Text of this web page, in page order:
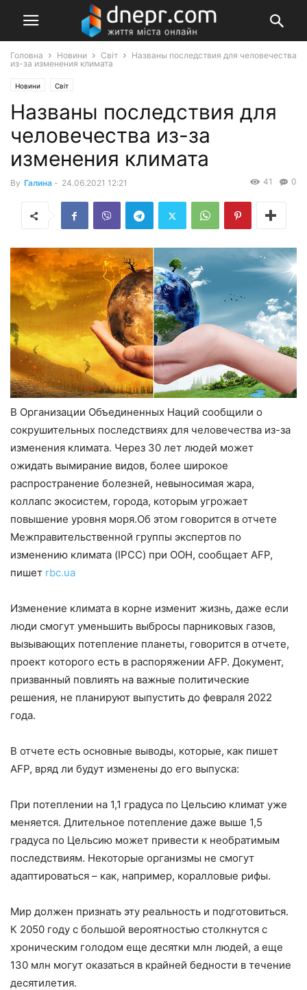
Головна Новини Світ
Названы последствия для человечества
из-за изменения климата
Новини Світ
Названы последствия для
человечества из-за
изменения климата
By Галина - 24.06.2021 12:21 0
41
В Организации Объединенных Наций сообщили о
сокрушительных последствиях для человечества из-за
изменения климата. Через 30 лет людей может
ожидать вымирание видов, более широкое
распространение болезней, невыносимая жара,
коллапс экосистем, города, которым угрожает
повышение уровня моря.Об этом говорится в отчете
Межправительственной группы экспертов по
изменению климата (IPCC) при ООН, сообщает AFP,
пишет rbc.ua
Изменение климата в корне изменит жизнь, даже если
люди смогут уменьшить выбросы парниковых газов,
вызывающих потепление планеты, говорится в отчете,
проект которого есть в распоряжении AFP. Документ,
призванный повлиять на важные политические
решения, не планируют выпустить до февраля 2022
года.
В отчете есть основные выводы, которые, как пишет
AFP, вряд ли будут изменены до его выпуска:
При потеплении на 1,1 градуса по Цельсию климат уже
меняется. Длительное потепление даже выше 1,5
градуса по Цельсию может привести к необратимым
последствиям. Некоторые организмы не смогут
адаптироваться – как, например, коралловые рифы.
Мир должен признать эту реальность и подготовиться.
К 2050 году с большой вероятностью столкнутся с
хроническим голодом еще десятки млн людей, а еще
130 млн могут оказаться в крайней бедности в течение
десятилетия.